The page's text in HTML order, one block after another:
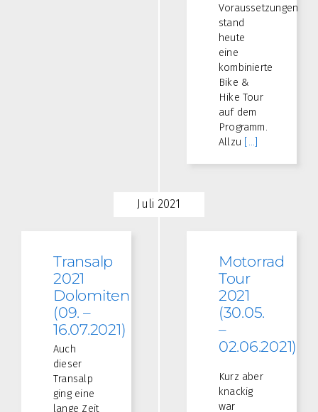
Voraussetzungen
stand
heute
eine
kombinierte
Bike &
Hike Tour
auf dem
Programm.
Allzu
[...]
Juli 2021
Transalp
2021
Dolomiten
(09. –
16.07.2021)
Auch
dieser
Transalp
ging eine
lange Zeit
Motorrad
Tour
2021
(30.05.
–
02.06.2021)
Kurz aber
knackig
war